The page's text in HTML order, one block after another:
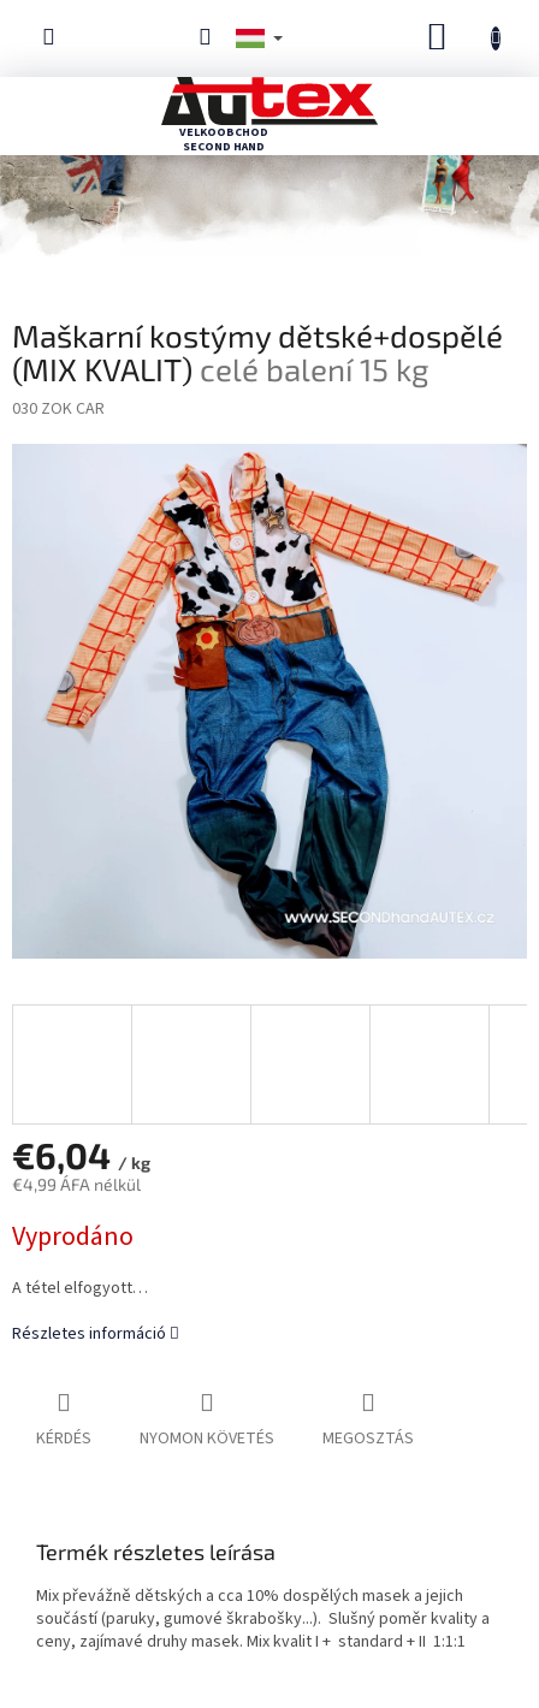
KOSÁR
Maškarní kostýmy dětské+dospělé
(MIX KVALIT) celé balení 15 kg
030 ZOK CAR
€6,04 / kg
€4,99 ÁFA nélkül
Vyprodáno
A tétel elfogyott…
Részletes információ
KÉRDÉS NYOMON KÖVETÉS MEGOSZTÁS
Termék részletes leírása
Mix převážně dětských a cca 10% dospělých masek a jejich
součástí (paruky, gumové škrabošky...). Slušný poměr kvality a
ceny, zajímavé druhy masek. Mix kvalit I + standard + II 1:1:1